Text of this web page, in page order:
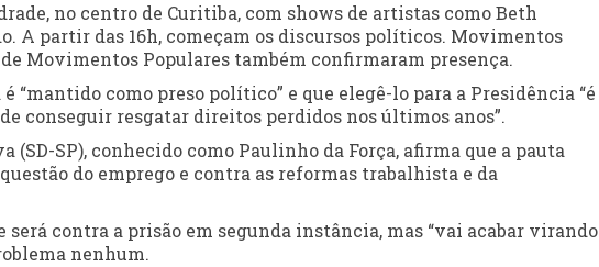
no centro de Curitiba, com shows de artistas como Beth
A partir das 16h, começam os discursos políticos. Movimentos
de Movimentos Populares também confirmaram presença.
“mantido como preso político” e que elegê-lo para a Presidência “é
conseguir resgatar direitos perdidos nos últimos anos”.
(SD-SP), conhecido como Paulinho da Força, afirma que a pauta
do emprego e contra as reformas trabalhista e da
será contra a prisão em segunda instância, mas “vai acabar virando
nenhum.